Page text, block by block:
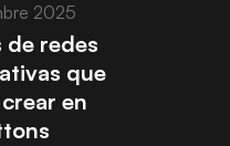
2025
de redes
que
en